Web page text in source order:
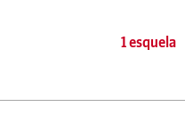
1 esquela